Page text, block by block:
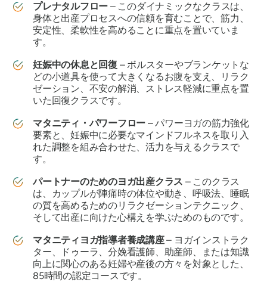
プレナタルフロー – このダイナミックなクラスは、
身体と出産プロセスへの信頼を育むことで、筋力、
安定性、柔軟性を高めることに重点を置いていま
す。
妊娠中の休息と回復 – ボルスターやブランケットな
どの小道具を使って大きくなるお腹を支え、リラク
ゼーション、不安の解消、ストレス軽減に重点を置
いた回復クラスです。
マタニティ・パワーフロー – パワーヨガの筋力強化
要素と、妊娠中に必要なマインドフルネスを取り入
れた調整を組み合わせた、活力を与えるクラスで
す。
パートナーのためのヨガ出産クラス – このクラス
は、カップルが陣痛時の体位や動き、呼吸法、睡眠
の質を高めるためのリラクゼーションテクニック、
そして出産に向けた心構えを学ぶためのものです。
マタニティヨガ指導者養成講座– ヨガインストラク
ター、ドゥーラ、分娩看護師、助産師、または知識
向上に関心のある妊婦や産後の方々を対象とした、
85時間の認定コースです。